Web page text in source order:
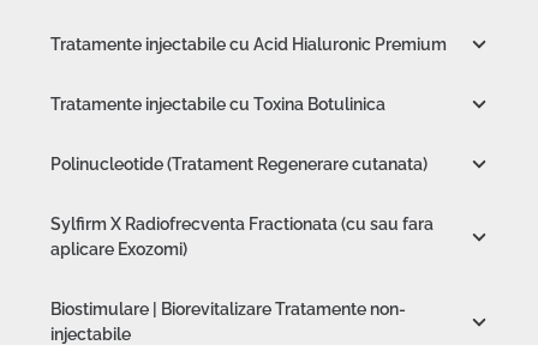
Tratamente injectabile cu Acid Hialuronic Premium
Tratamente injectabile cu Toxina Botulinica
Polinucleotide (Tratament Regenerare cutanata)
Sylfirm X Radiofrecventa Fractionata (cu sau fara
aplicare Exozomi)
Biostimulare | Biorevitalizare Tratamente non-
injectabile